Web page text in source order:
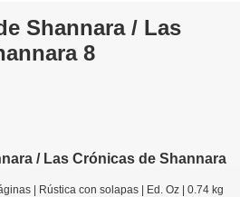
Shannara / Las
8
/ Las Crónicas de Shannara
| Rústica con solapas | Ed. Oz | 0.74 kg